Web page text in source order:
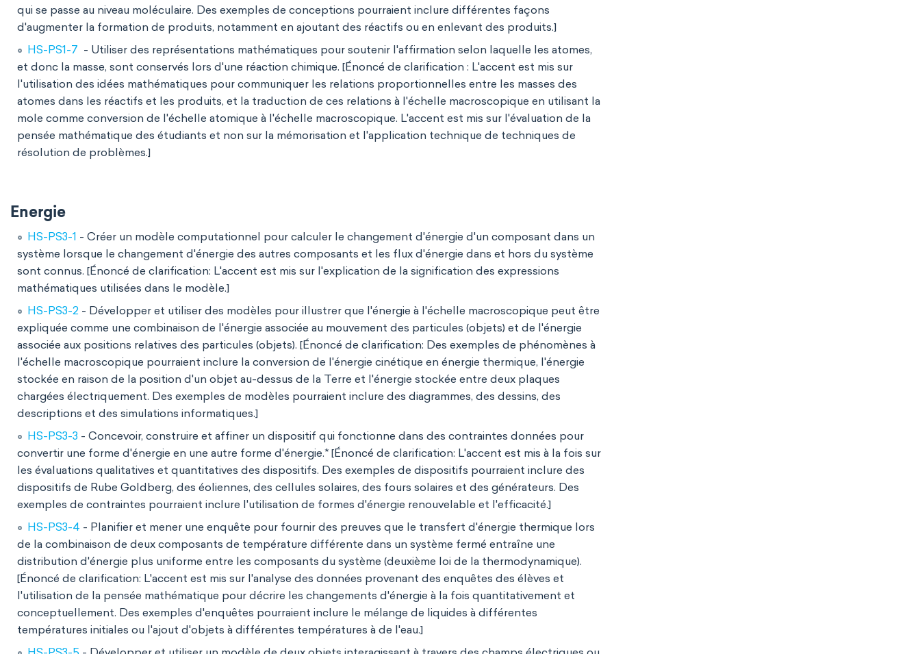
qui se passe au niveau moléculaire. Des exemples de conceptions pourraient inclure différentes façons
d'augmenter la formation de produits, notamment en ajoutant des réactifs ou en enlevant des produits.]
HS-PS1-7 - Utiliser des représentations mathématiques pour soutenir l'affirmation selon laquelle les atomes,
et donc la masse, sont conservés lors d'une réaction chimique. [Énoncé de clarification : L'accent est mis sur
l'utilisation des idées mathématiques pour communiquer les relations proportionnelles entre les masses des
atomes dans les réactifs et les produits, et la traduction de ces relations à l'échelle macroscopique en utilisant la
mole comme conversion de l'échelle atomique à l'échelle macroscopique. L'accent est mis sur l'évaluation de la
pensée mathématique des étudiants et non sur la mémorisation et l'application technique de techniques de
résolution de problèmes.]
Energie
HS-PS3-1 - Créer un modèle computationnel pour calculer le changement d'énergie d'un composant dans un
système lorsque le changement d'énergie des autres composants et les flux d'énergie dans et hors du système
sont connus. [Énoncé de clarification: L'accent est mis sur l'explication de la signification des expressions
mathématiques utilisées dans le modèle.]
HS-PS3-2 - Développer et utiliser des modèles pour illustrer que l'énergie à l'échelle macroscopique peut être
expliquée comme une combinaison de l'énergie associée au mouvement des particules (objets) et de l'énergie
associée aux positions relatives des particules (objets). [Énoncé de clarification: Des exemples de phénomènes à
l'échelle macroscopique pourraient inclure la conversion de l'énergie cinétique en énergie thermique, l'énergie
stockée en raison de la position d'un objet au-dessus de la Terre et l'énergie stockée entre deux plaques
chargées électriquement. Des exemples de modèles pourraient inclure des diagrammes, des dessins, des
descriptions et des simulations informatiques.]
HS-PS3-3 - Concevoir, construire et affiner un dispositif qui fonctionne dans des contraintes données pour
convertir une forme d'énergie en une autre forme d'énergie.* [Énoncé de clarification: L'accent est mis à la fois sur
les évaluations qualitatives et quantitatives des dispositifs. Des exemples de dispositifs pourraient inclure des
dispositifs de Rube Goldberg, des éoliennes, des cellules solaires, des fours solaires et des générateurs. Des
exemples de contraintes pourraient inclure l'utilisation de formes d'énergie renouvelable et l'efficacité.]
HS-PS3-4 - Planifier et mener une enquête pour fournir des preuves que le transfert d'énergie thermique lors
de la combinaison de deux composants de température différente dans un système fermé entraîne une
distribution d'énergie plus uniforme entre les composants du système (deuxième loi de la thermodynamique).
[Énoncé de clarification: L'accent est mis sur l'analyse des données provenant des enquêtes des élèves et
l'utilisation de la pensée mathématique pour décrire les changements d'énergie à la fois quantitativement et
conceptuellement. Des exemples d'enquêtes pourraient inclure le mélange de liquides à différentes
températures initiales ou l'ajout d'objets à différentes températures à de l'eau.]